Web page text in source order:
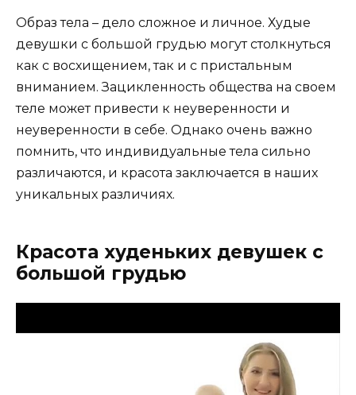
Образ тела – дело сложное и личное. Худые
девушки с большой грудью могут столкнуться
как с восхищением, так и с пристальным
вниманием. Зацикленность общества на своем
теле может привести к неуверенности и
неуверенности в себе. Однако очень важно
помнить, что индивидуальные тела сильно
различаются, и красота заключается в наших
уникальных различиях.
Красота худеньких девушек с
большой грудью